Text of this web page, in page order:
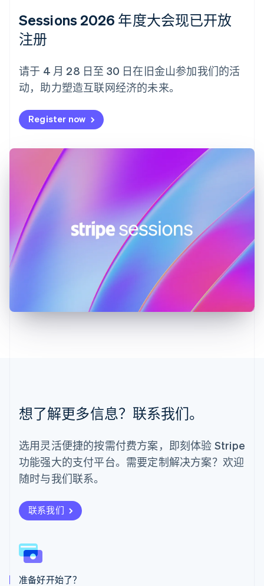
Sessions 2026 年度大会现已开放
注册
请于 4 月 28 日至 30 日在旧金山参加我们的活
动，助力塑造互联网经济的未来。
Register now
想了解更多信息？联系我们。
选用灵活便捷的按需付费方案，即刻体验 Stripe
功能强大的支付平台。需要定制解决方案？欢迎
随时与我们联系。
联系我们
准备好开始了？
法国
FrançaisEnglish
芬兰
荷兰
NederlandsEnglish
加拿大
捷克
English
EnglishItaliano
拉脱维亚
English
立陶宛
English
列支敦士登
Deutsch
English
English简体中文
PortuguêsEnglish
日本
瑞典
SvenskaEnglish
瑞士
DeutschFrançaisItaliano
English
斯洛伐克
斯洛文尼亚
English
泰国
ไทยEnglish